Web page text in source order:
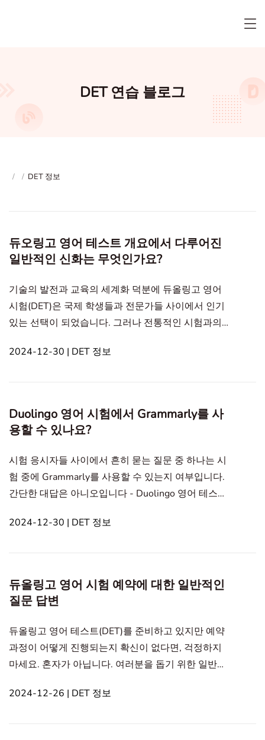
DET 연습 블로그
/ / DET 정보
듀오링고 영어 테스트 개요에서 다루어진
일반적인 신화는 무엇인가요?
기술의 발전과 교육의 세계화 덕분에 듀올링고 영어
시험(DET)은 국제 학생들과 전문가들 사이에서 인기
있는 선택이 되었습니다. 그러나 전통적인 시험과의
서 우리는 DET에 대한 몇 가지 진실을 밝혀낼 것입니
문적으로 엄격한 환경에 적합하지 않다3. 신화 3: DET
점수는 수용 범위가 제한적이다4. 신화 4: 새로운 형식
은 효과적인 학습을 위한 깊이가 부
2024-12-30 | DET 정보
Duolingo 영어 시험에서 Grammarly를 사
용할 수 있나요?
시험 응시자들 사이에서 흔히 묻는 질문 중 하나는 시
험 중에 Grammarly를 사용할 수 있는지 여부입니다.
간단한 대답은 아니오입니다 - Duolingo 영어 테스트
엄격히 금지되어 있습니다. In this article1. Duolingo
진정한 영어 능력을 평가하기 위해 설계되었습니다.
문법 검사기, 맞춤법 검사기 또는 Grammarly와 같은
작문 도우미 도
2024-12-30 | DET 정보
듀올링고 영어 시험 예약에 대한 일반적인
질문 답변
듀올링고 영어 테스트(DET)를 준비하고 있지만 예약
과정이 어떻게 진행되는지 확신이 없다면, 걱정하지
마세요. 혼자가 아닙니다. 여러분을 돕기 위한 일반적
1. 시험을 위해 어떤 장비가 필요하나요?2. 2. 듀올링
2024-12-26 | DET 정보